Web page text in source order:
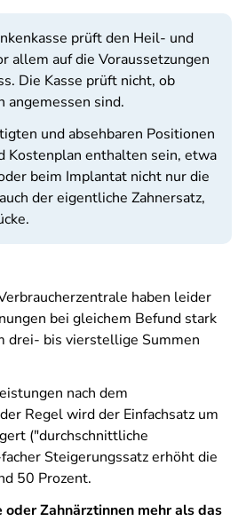
prüft den Heil- und
allem auf die Voraussetzungen
Die Kasse prüft nicht, ob
angemessen sind.
und absehbaren Positionen
Kostenplan enthalten sein, etwa
beim Implantat nicht nur die
der eigentliche Zahnersatz,
haben leider
bei gleichem Befund stark
drei- bis vierstellige Summen
nach dem
Regel wird der Einfachsatz um
("durchschnittliche
Steigerungssatz erhöht die
50 Prozent.
oder Zahnärztinnen mehr als das